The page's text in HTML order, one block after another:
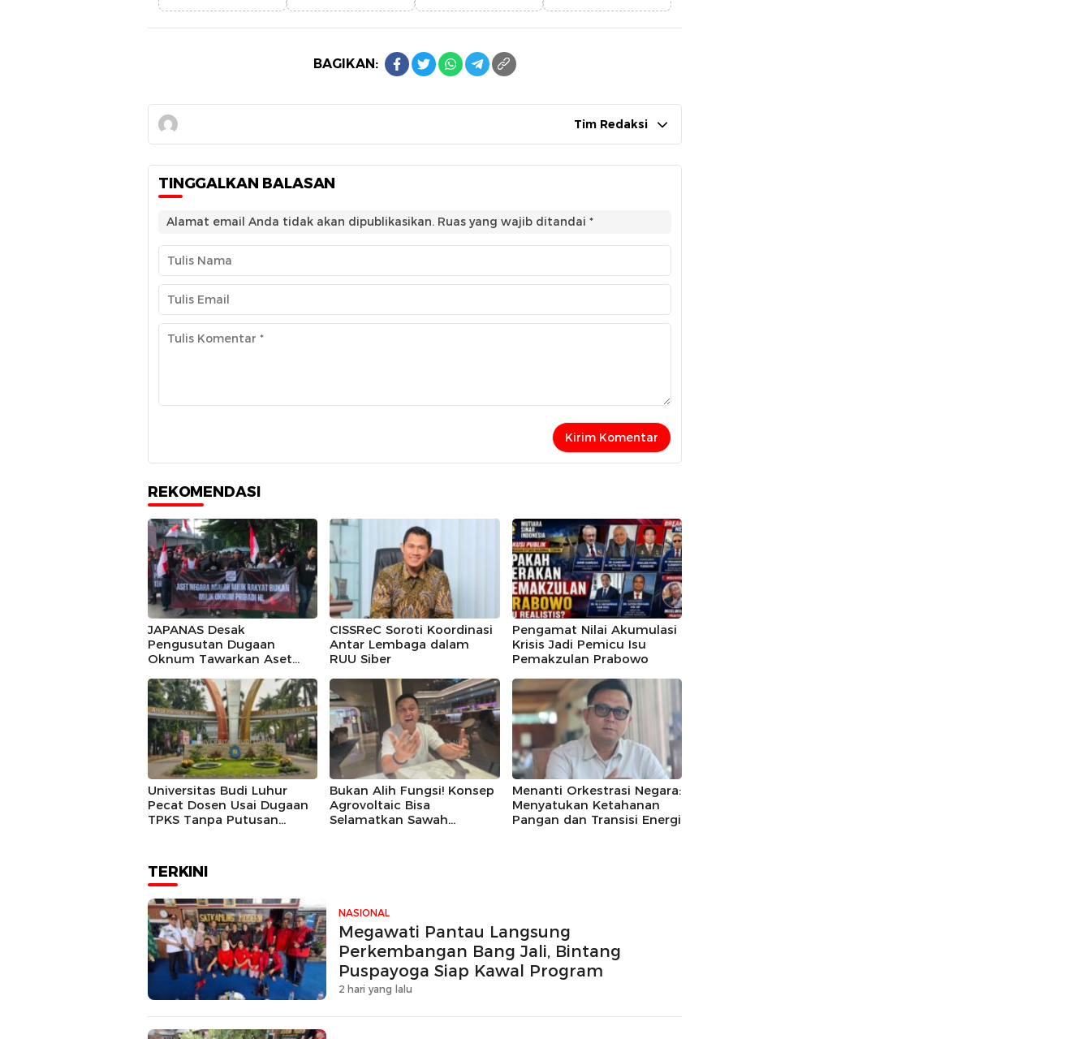
BAGIKAN:
Tim Redaksi
TINGGALKAN BALASAN
Alamat email Anda tidak akan dipublikasikan. Ruas yang wajib ditandai *
REKOMENDASI
JAPANAS Desak
Pengusutan Dugaan
Oknum Tawarkan Aset
Turun Tangan
CISSReC Soroti Koordinasi
Antar Lembaga dalam
RUU Siber
Pengamat Nilai Akumulasi
Krisis Jadi Pemicu Isu
Pemakzulan Prabowo
Universitas Budi Luhur
Pecat Dosen Usai Dugaan
TPKS Tanpa Putusan
Bukan Alih Fungsi! Konsep
Agrovoltaic Bisa
Selamatkan Sawah
Menanti Orkestrasi Negara:
Menyatukan Ketahanan
Pangan dan Transisi Energi
TERKINI
NASIONAL
Megawati Pantau Langsung
Perkembangan Bang Jali, Bintang
Puspayoga Siap Kawal Program
2 hari yang lalu